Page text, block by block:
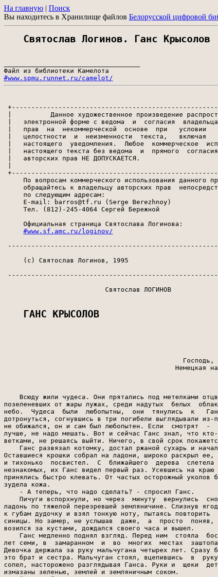
На главную | Поиск
Вы находитесь в Хранилище файлов Белорусской цифровой
Святослав Логинов. Ганс Крысолов
#www.spmu.runnet.ru/camelot/
|          Данное художественное произведение
|   электронной форме с ведома  и  согласия
|   прав  на  некоммерческой  основе  при   условии
|   целостности  и  неизменности  текста,   включая
|   настоящего  уведомления.  Любое  коммерческое
|   настоящего текста без ведома  и  прямого
|   авторских прав НЕ ДОПУСКАЕТСЯ.
По вопросам коммерческого использования данного
обращайтесь к владельцу авторских прав
     по следующим адресам:
     E-mail: barros@tf.ru (Serge Berezhnoy)
     Тел. (812)-245-4064 Сергей Бережной
     Официальная страница Святослава Логинова:
#www.sf.amc.ru/loginov/
     (c) Святослав Логинов, 1995
                          Святослав ЛОГИНОВ
ГАНС КРЫСОЛОВ
Господь,
Немецкая
Всюду жили чудеса. Они прятались под метелками
позеленевших от жары лужах, среди надутых  белых
небо.  Чудеса  были  любопытны,  они  тянулись  к
дотронуться, согнувшись в три погибели выглядывали из-
не обижался, он и сам был любопытен. Если  смотрят  -
лучше, не надо мешать. Вот и сейчас Ганс знал, что кто-
ветками, не решаясь выйти. Ничего, в свой срок
Ганс развязал котомку, достал ржаной сухарь и
Оставшиеся крошки собрал на ладони, широко раскрыл ее,
и тихонько  посвистел.  С  ближайшего  дерева
незнакомых, их Ганс видел первый раз. Усевшись на
принялись быстро клевать. От частых осторожный уколов
зудела кожа.
    - А теперь, что надо сделать? - спросил Ганс.
Пичуги вспорхнули, но через  минуту  вернулись
ладонь по тяжелой перезревшей земляничине. Слизнув
к губам дудочку и взял тонкую ноту, пытаясь повторить
синицы. Но замер, не услышав  даже,  а  просто
возился за кустами, дождался своего часа и вышел.
Ганс медленно поднял взгляд. Перед ним  стояла
лет семи, в  замаранном  и  во  многих  местах
Девочка держала за руку мальчугана четырех лет. Сразу
это брат и сестра. Мальчуган стоял, вцепившись  в
сопел, насторожено разглядывая Ганса. Руки и  щеки
измазаны зеленью, землей и земляничным соком.